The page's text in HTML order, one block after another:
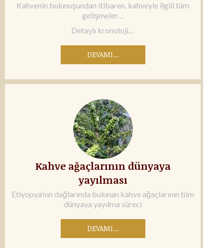
Kahvenin bulunuşundan itibaren, kahveyle ilgili tüm
gelişmeler…
Detaylı kronoloji…
DEVAMI…
Kahve ağaçlarının dünyaya
yayılması
Etiyopya’nın dağlarında bulunan kahve ağaçlarının tüm
dünyaya yayılma süreci
DEVAMI…